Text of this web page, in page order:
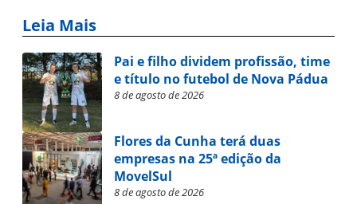
Leia Mais
Pai e filho dividem profissão, time
e título no futebol de Nova Pádua
8 de agosto de 2026
Flores da Cunha terá duas
empresas na 25ª edição da
MovelSul
8 de agosto de 2026